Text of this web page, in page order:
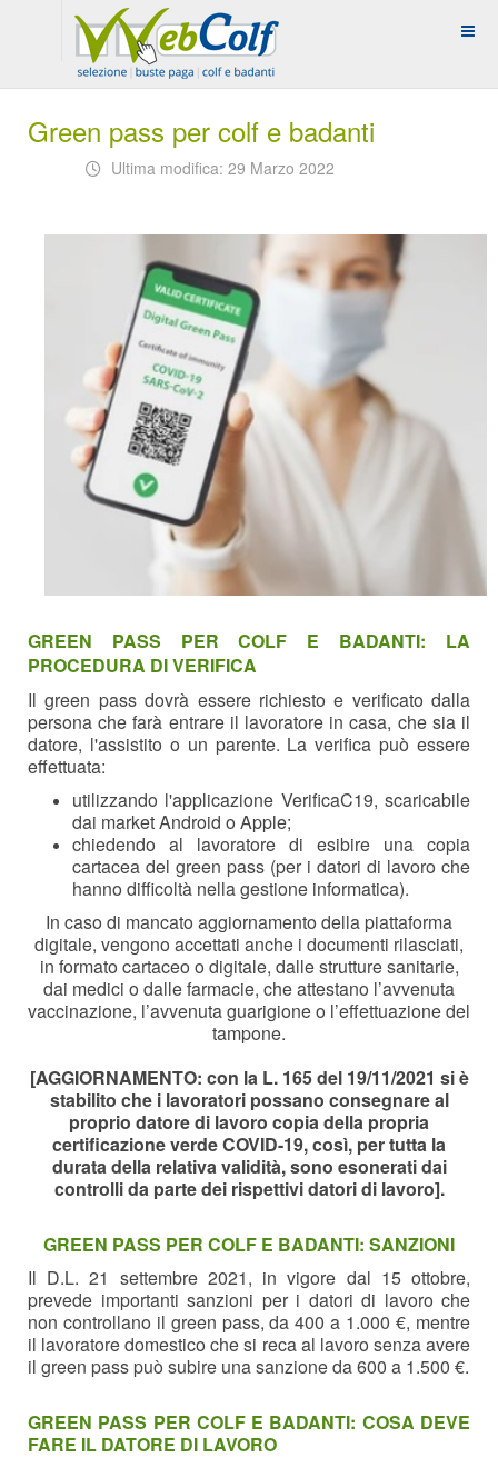
Green pass per colf e badanti
Ultima modifica: 29 Marzo 2022
GREEN PASS PER COLF E BADANTI: LA
PROCEDURA DI VERIFICA
Il green pass dovrà essere richiesto e verificato dalla
persona che farà entrare il lavoratore in casa, che sia il
datore, l'assistito o un parente. La verifica può essere
effettuata:
utilizzando l'applicazione VerificaC19, scaricabile
dai market Android o Apple;
chiedendo al lavoratore di esibire una copia
cartacea del green pass (per i datori di lavoro che
hanno difficoltà nella gestione informatica).
In caso di mancato aggiornamento della piattaforma
digitale, vengono accettati anche i documenti rilasciati,
in formato cartaceo o digitale, dalle strutture sanitarie,
dai medici o dalle farmacie, che attestano l’avvenuta
vaccinazione, l’avvenuta guarigione o l’effettuazione del
tampone.
[AGGIORNAMENTO: con la L. 165 del 19/11/2021 si è
stabilito che i lavoratori possano consegnare al
proprio datore di lavoro copia della propria
certificazione verde COVID-19, così, per tutta la
durata della relativa validità, sono esonerati dai
controlli da parte dei rispettivi datori di lavoro].
GREEN PASS PER COLF E BADANTI: SANZIONI
Il D.L. 21 settembre 2021, in vigore dal 15 ottobre,
prevede importanti sanzioni per i datori di lavoro che
non controllano il green pass, da 400 a 1.000 €, mentre
il lavoratore domestico che si reca al lavoro senza avere
il green pass può subire una sanzione da 600 a 1.500 €.
GREEN PASS PER COLF E BADANTI: COSA DEVE
FARE IL DATORE DI LAVORO